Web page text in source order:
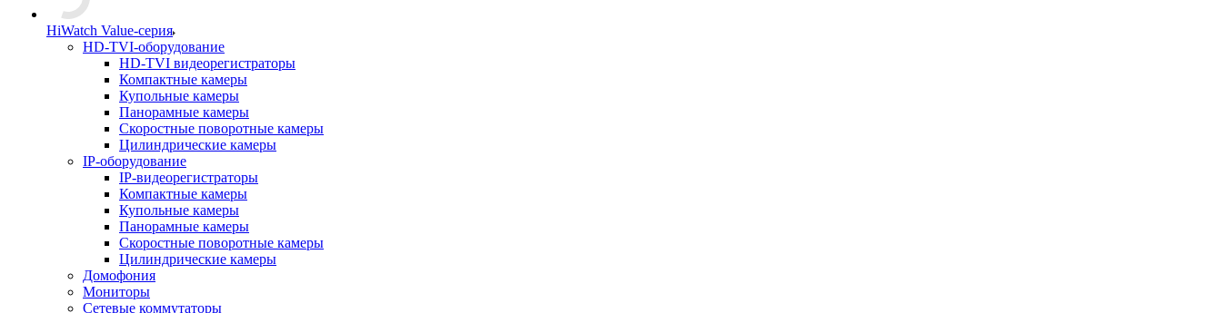
HiWatch Value-серия
HD-TVI-оборудование
HD-TVI видеорегистраторы
Компактные камеры
Купольные камеры
Панорамные камеры
Скоростные поворотные камеры
Цилиндрические камеры
IP-оборудование
IP-видеорегистраторы
Компактные камеры
Купольные камеры
Панорамные камеры
Скоростные поворотные камеры
Цилиндрические камеры
Домофония
Мониторы
Сетевые коммутаторы